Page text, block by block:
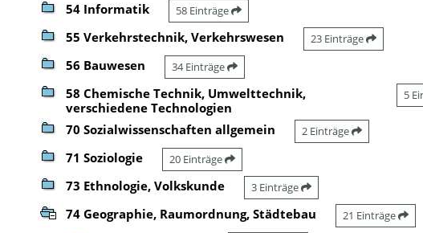
54 Informatik 58 Einträge
55 Verkehrstechnik, Verkehrswesen 23 Einträge
56 Bauwesen 34 Einträge
58 Chemische Technik, Umwelttechnik,
verschiedene Technologien
5
70 Sozialwissenschaften allgemein 2 Einträge
71 Soziologie 20 Einträge
73 Ethnologie, Volkskunde 3 Einträge
74 Geographie, Raumordnung, Städtebau 21 Einträge